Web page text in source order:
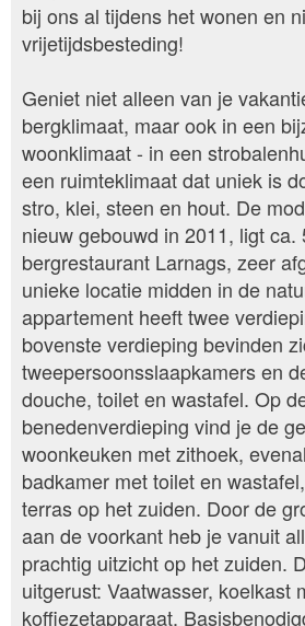
bij ons al tijdens het wonen en
vrijetijdsbesteding!
Geniet niet alleen van je
bergklimaat, maar ook in een
woonklimaat - in een
een ruimteklimaat dat uniek is
stro, klei, steen en hout. De
nieuw gebouwd in 2011, ligt ca.
bergrestaurant Larnags, zeer
unieke locatie midden in de
appartement heeft twee
bovenste verdieping bevinden
tweepersoonsslaapkamers en
douche, toilet en wastafel. Op
benedenverdieping vind je de
woonkeuken met zithoek,
badkamer met toilet en
terras op het zuiden. Door de
aan de voorkant heb je vanuit
prachtig uitzicht op het zuiden.
uitgerust: Vaatwasser, koelkast
koffiezetapparaat.